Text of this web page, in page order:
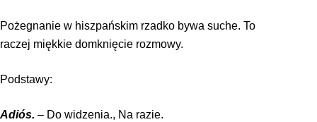
Pożegnanie w hiszpańskim rzadko bywa suche. To
raczej miękkie domknięcie rozmowy.
Podstawy:
Adiós. – Do widzenia., Na razie.